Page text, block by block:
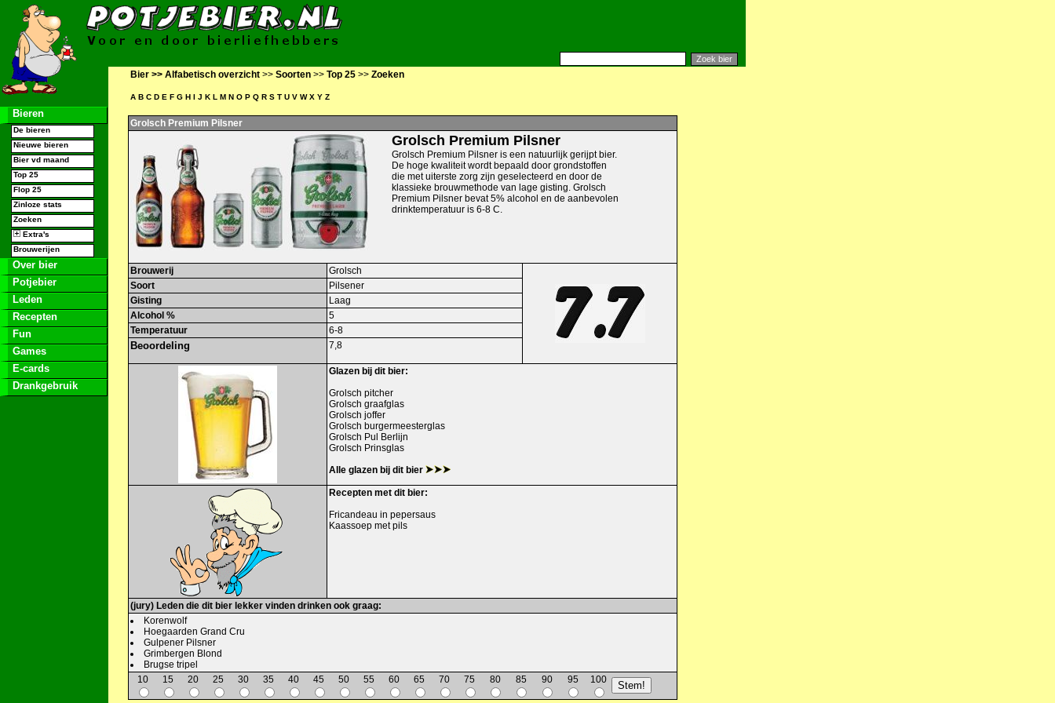
Bieren
De bieren
Nieuwe bieren
Bier vd maand
Top 25
Flop 25
Zinloze stats
Zoeken
Extra's
Brouwerijen
Over bier
Potjebier
Leden
Recepten
Fun
Games
E-cards
Drankgebruik
Bier >> Alfabetisch overzicht >> Soorten >> Top 25 >> Zoeken
A B C D E F G H I J K L M N O P Q R S T U V W X Y Z
Grolsch Premium Pilsner
Grolsch Premium Pilsner
Grolsch Premium Pilsner is een natuurlijk gerijpt bier.
De hoge kwaliteit wordt bepaald door grondstoffen
die met uiterste zorg zijn geselecteerd en door de
klassieke brouwmethode van lage gisting. Grolsch
Premium Pilsner bevat 5% alcohol en de aanbevolen
drinktemperatuur is 6-8 C.
Brouwerij
Grolsch
Soort
Pilsener
Gisting
Laag
Alcohol %
5
Temperatuur
6-8
Beoordeling 7,8
Glazen bij dit bier:
Grolsch pitcher
Grolsch graafglas
Grolsch joffer
Grolsch burgermeesterglas
Grolsch Pul Berlijn
Grolsch Prinsglas
Alle glazen bij dit bier
Recepten met dit bier:
Fricandeau in pepersaus
Kaassoep met pils
(jury) Leden die dit bier lekker vinden drinken ook graag:
Korenwolf
Hoegaarden Grand Cru
Gulpener Pilsner
Grimbergen Blond
Brugse tripel
10
15 20 25 30 35 40 45 50 55 60 65 70 75 80 85 90 95 100